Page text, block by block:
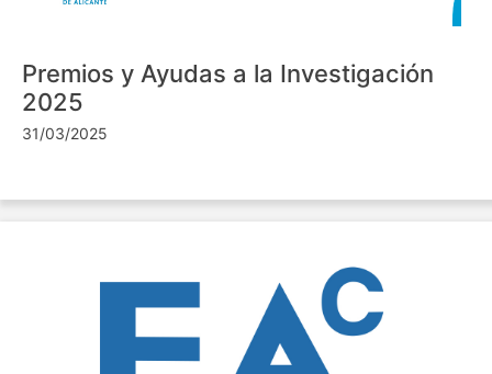
Premios y Ayudas a la Investigación
2025
31/03/2025